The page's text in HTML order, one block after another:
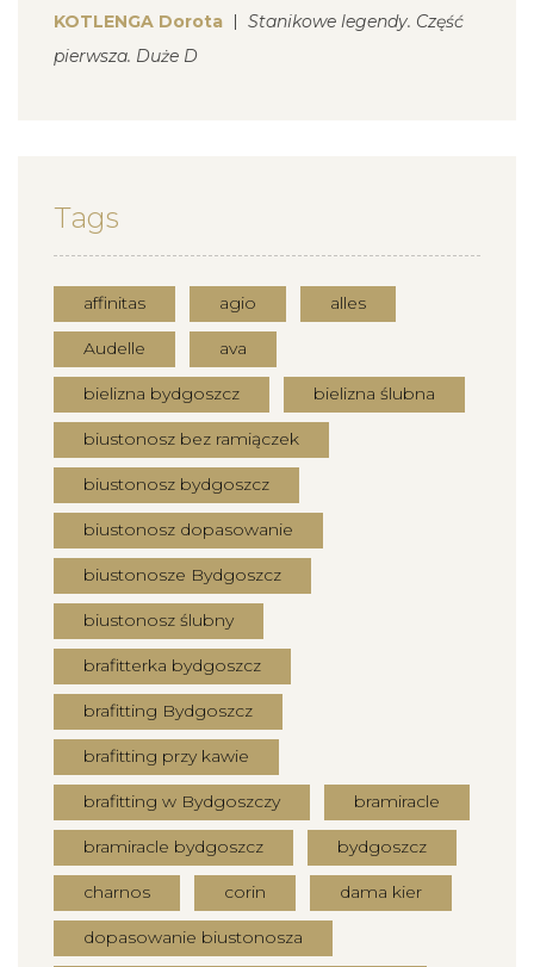
KOTLENGA Dorota
Stanikowe legendy. Część
pierwsza. Duże D
Tags
affinitas agio alles
Audelle ava
bielizna bydgoszcz bielizna ślubna
biustonosz bez ramiączek
biustonosz bydgoszcz
biustonosz dopasowanie
biustonosze Bydgoszcz
biustonosz ślubny
brafitterka bydgoszcz
brafitting Bydgoszcz
brafitting przy kawie
brafitting w Bydgoszczy bramiracle
bramiracle bydgoszcz bydgoszcz
charnos corin dama kier
dopasowanie biustonosza